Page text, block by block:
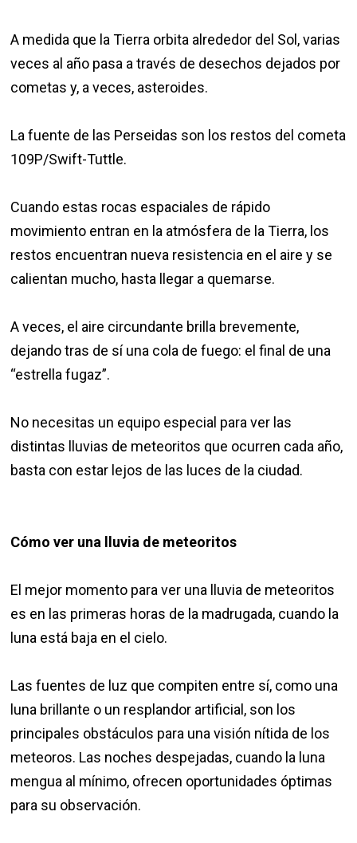
A medida que la Tierra orbita alrededor del Sol, varias
veces al año pasa a través de desechos dejados por
cometas y, a veces, asteroides.
La fuente de las Perseidas son los restos del cometa
109P/Swift-Tuttle.
Cuando estas rocas espaciales de rápido
movimiento entran en la atmósfera de la Tierra, los
restos encuentran nueva resistencia en el aire y se
calientan mucho, hasta llegar a quemarse.
A veces, el aire circundante brilla brevemente,
dejando tras de sí una cola de fuego: el final de una
“estrella fugaz”.
No necesitas un equipo especial para ver las
distintas lluvias de meteoritos que ocurren cada año,
basta con estar lejos de las luces de la ciudad.
Cómo ver una lluvia de meteoritos
El mejor momento para ver una lluvia de meteoritos
es en las primeras horas de la madrugada, cuando la
luna está baja en el cielo.
Las fuentes de luz que compiten entre sí, como una
luna brillante o un resplandor artificial, son los
principales obstáculos para una visión nítida de los
meteoros. Las noches despejadas, cuando la luna
mengua al mínimo, ofrecen oportunidades óptimas
para su observación.